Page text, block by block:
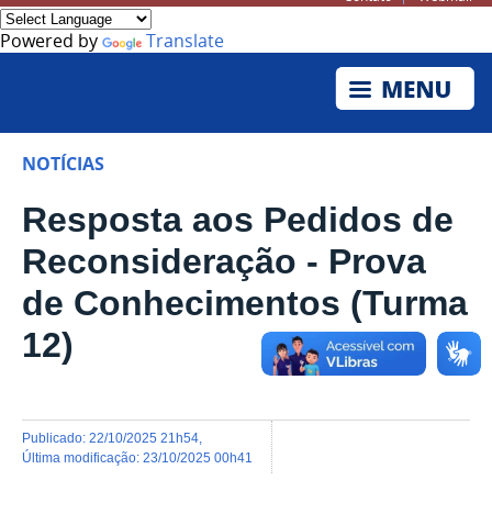
Powered by Translate
NOTÍCIAS
Resposta aos Pedidos de
Reconsideração - Prova
de Conhecimentos (Turma
12)
publicado: 22/10/2025 21h54
última modificação: 23/10/2025 00h41